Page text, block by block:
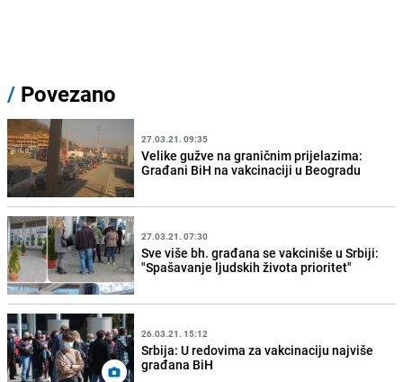
/ Povezano
27.03.21. 09:35
Velike gužve na graničnim prijelazima:
Građani BiH na vakcinaciji u Beogradu
27.03.21. 07:30
Sve više bh. građana se vakciniše u Srbiji:
"Spašavanje ljudskih života prioritet"
26.03.21. 15:12
Srbija: U redovima za vakcinaciju najviše
građana BiH